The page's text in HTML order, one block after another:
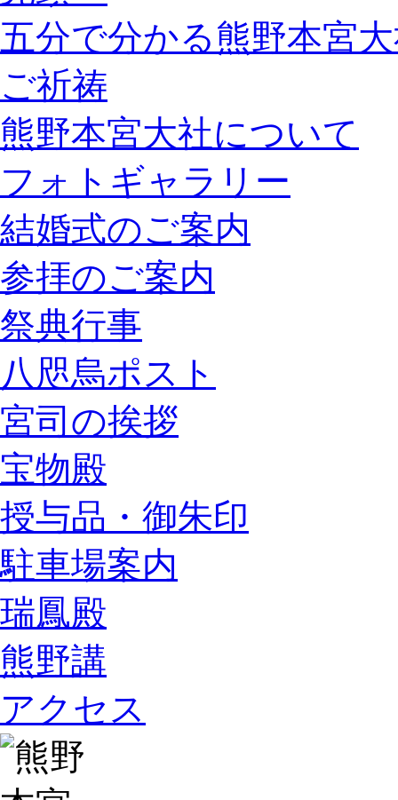
五分で分かる熊野本宮
ご祈祷
熊野本宮大社について
フォトギャラリー
結婚式のご案内
参拝のご案内
祭典行事
八咫烏ポスト
宮司の挨拶
宝物殿
授与品・御朱印
駐車場案内
瑞鳳殿
熊野講
アクセス